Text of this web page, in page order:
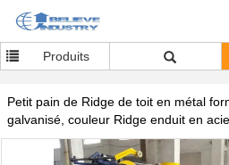
Produits
Petit pain de Ridge de toit en métal
galvanisé, couleur Ridge enduit en